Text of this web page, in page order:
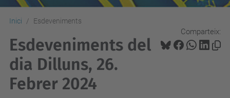
Inici Esdeveniments
Comparteix:
Esdeveniments del
dia Dilluns, 26.
Febrer 2024